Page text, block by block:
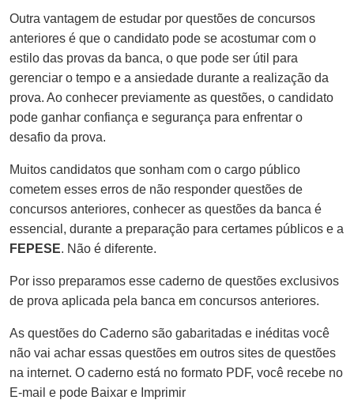
Outra vantagem de estudar por questões de concursos
anteriores é que o candidato pode se acostumar com o
estilo das provas da banca, o que pode ser útil para
gerenciar o tempo e a ansiedade durante a realização da
prova. Ao conhecer previamente as questões, o candidato
pode ganhar confiança e segurança para enfrentar o
desafio da prova.
Muitos candidatos que sonham com o cargo público
cometem esses erros de não responder questões de
concursos anteriores, conhecer as questões da banca é
essencial, durante a preparação para certames públicos e a
FEPESE. Não é diferente.
Por isso preparamos esse caderno de questões exclusivos
de prova aplicada pela banca em concursos anteriores.
As questões do Caderno são gabaritadas e inéditas você
não vai achar essas questões em outros sites de questões
na internet. O caderno está no formato PDF, você recebe no
E-mail e pode Baixar e Imprimir